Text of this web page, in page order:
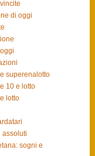
di oggi
superenalotto
10 e lotto
lotto
assoluti
sogni e